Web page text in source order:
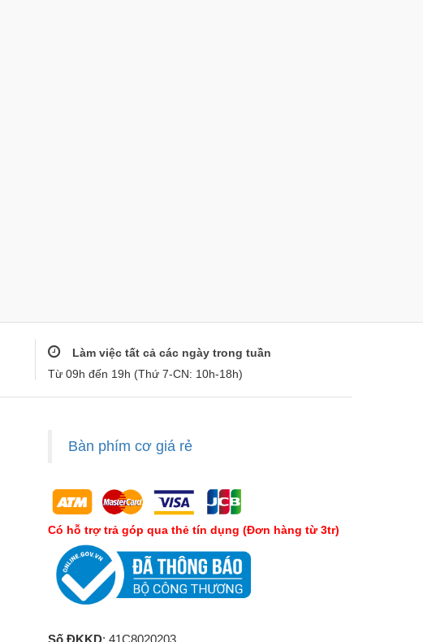
Làm việc tất cả các ngày trong tuần
Từ 09h đến 19h (Thứ 7-CN: 10h-18h)
Bàn phím cơ giá rẻ
Có hỗ trợ trả góp qua thẻ tín dụng (Đơn hàng từ 3tr)
Số ĐKKD: 41C8020203